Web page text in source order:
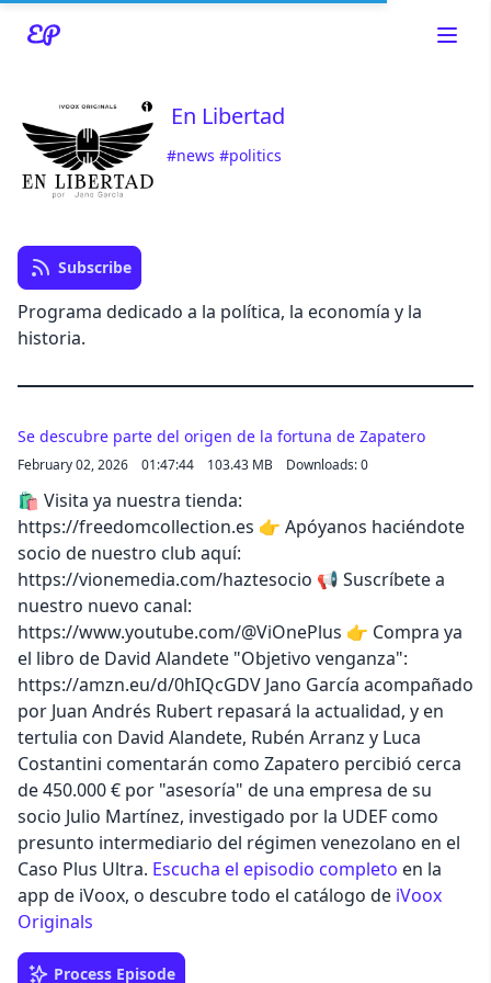
Read about our content policies
En Libertad
#news #politics
Subscribe
Programa dedicado a la política, la economía y la
historia.
Cancel
Se descubre parte del origen de la fortuna de Zapatero
February 02, 2026 01:47:44 103.43 MB Downloads: 0
🛍️ Visita ya nuestra tienda:
https://freedomcollection.es 👉 Apóyanos haciéndote
socio de nuestro club aquí:
https://vionemedia.com/haztesocio 📢 Suscríbete a
nuestro nuevo canal:
https://www.youtube.com/@ViOnePlus 👉 Compra ya
el libro de David Alandete "Objetivo venganza":
https://amzn.eu/d/0hIQcGDV Jano García acompañado
por Juan Andrés Rubert repasará la actualidad, y en
tertulia con David Alandete, Rubén Arranz y Luca
Costantini comentarán como Zapatero percibió cerca
de 450.000 € por "asesoría" de una empresa de su
socio Julio Martínez, investigado por la UDEF como
presunto intermediario del régimen venezolano en el
Caso Plus Ultra. Escucha el episodio completo en la
app de iVoox, o descubre todo el catálogo de iVoox
Originals
Process Episode